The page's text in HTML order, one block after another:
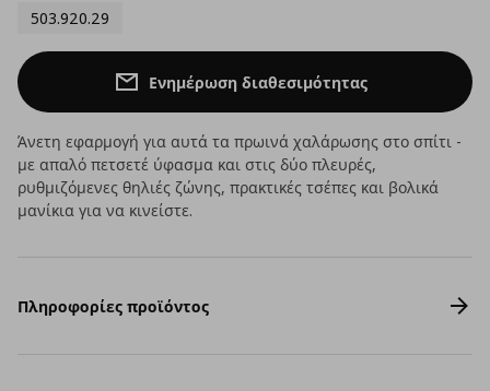
503.920.29
Ενημέρωση διαθεσιμότητας
Άνετη εφαρμογή για αυτά τα πρωινά χαλάρωσης στο σπίτι -
με απαλό πετσετέ ύφασμα και στις δύο πλευρές,
ρυθμιζόμενες θηλιές ζώνης, πρακτικές τσέπες και βολικά
μανίκια για να κινείστε.
Πληροφορίες προϊόντος